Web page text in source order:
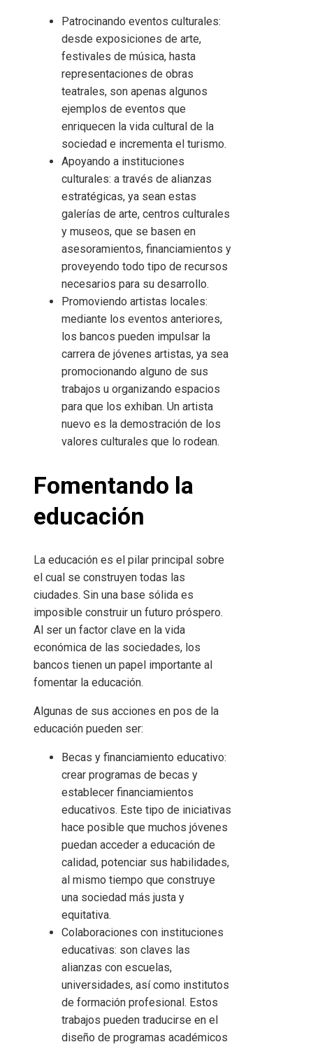
Patrocinando eventos culturales:
desde exposiciones de arte,
festivales de música, hasta
representaciones de obras
teatrales, son apenas algunos
ejemplos de eventos que
enriquecen la vida cultural de la
sociedad e incrementa el turismo.
Apoyando a instituciones
culturales: a través de alianzas
estratégicas, ya sean estas
galerías de arte, centros culturales
y museos, que se basen en
asesoramientos, financiamientos y
proveyendo todo tipo de recursos
necesarios para su desarrollo.
Promoviendo artistas locales:
mediante los eventos anteriores,
los bancos pueden impulsar la
carrera de jóvenes artistas, ya sea
promocionando alguno de sus
trabajos u organizando espacios
para que los exhiban. Un artista
nuevo es la demostración de los
valores culturales que lo rodean.
Fomentando la
educación
La educación es el pilar principal sobre
el cual se construyen todas las
ciudades. Sin una base sólida es
imposible construir un futuro próspero.
Al ser un factor clave en la vida
económica de las sociedades, los
bancos tienen un papel importante al
fomentar la educación.
Algunas de sus acciones en pos de la
educación pueden ser:
Becas y financiamiento educativo:
crear programas de becas y
establecer financiamientos
educativos. Este tipo de iniciativas
hace posible que muchos jóvenes
puedan acceder a educación de
calidad, potenciar sus habilidades,
al mismo tiempo que construye
una sociedad más justa y
equitativa.
Colaboraciones con instituciones
educativas: son claves las
alianzas con escuelas,
universidades, así como institutos
de formación profesional. Estos
trabajos pueden traducirse en el
diseño de programas académicos